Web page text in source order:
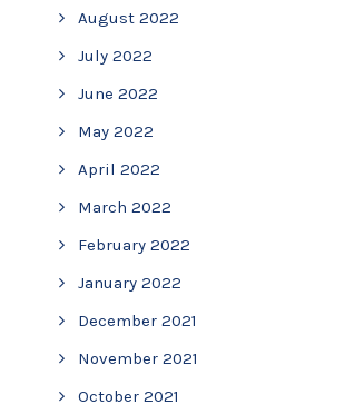
August 2022
July 2022
June 2022
May 2022
April 2022
March 2022
February 2022
January 2022
December 2021
November 2021
October 2021